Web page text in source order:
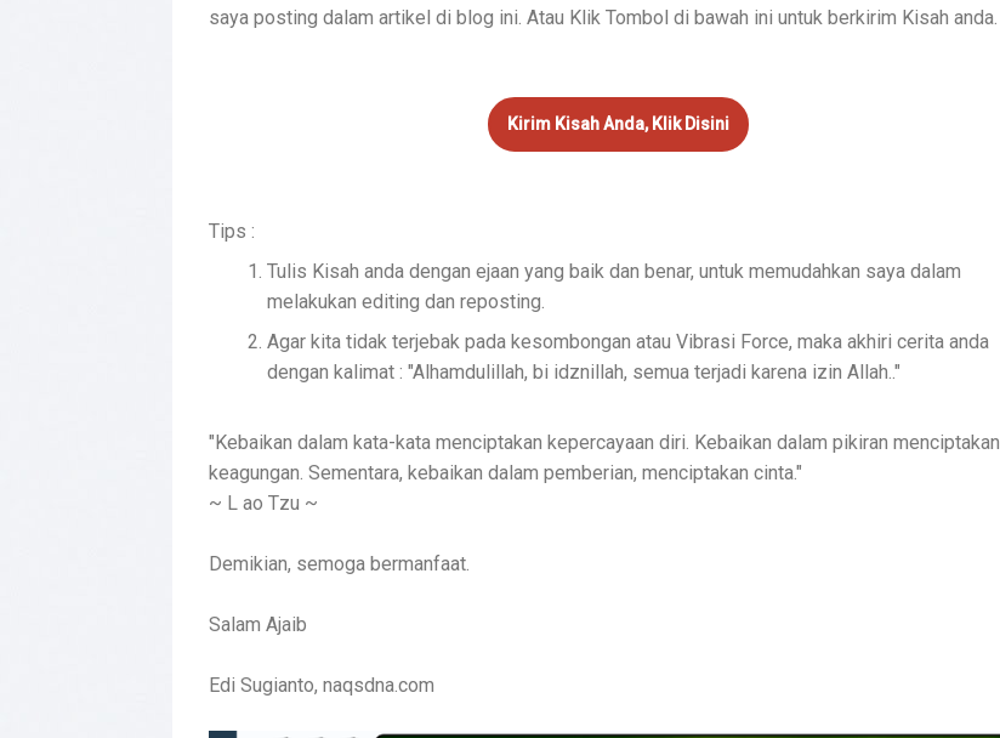
saya posting dalam artikel di blog ini. Atau Klik Tombol di bawah ini untuk berkirim Kisah anda.
Kirim Kisah Anda, Klik Disini
Tips :
Tulis Kisah anda dengan ejaan yang baik dan benar, untuk memudahkan saya dalam
melakukan editing dan reposting.
Agar kita tidak terjebak pada kesombongan atau Vibrasi Force, maka akhiri cerita anda
dengan kalimat : "Alhamdulillah, bi idznillah, semua terjadi karena izin Allah.."
"Kebaikan dalam kata-kata menciptakan kepercayaan diri. Kebaikan dalam pikiran menciptakan
keagungan. Sementara, kebaikan dalam pemberian, menciptakan cinta."
~ L ao Tzu ~
Demikian, semoga bermanfaat.
Salam Ajaib
Edi Sugianto, naqsdna.com